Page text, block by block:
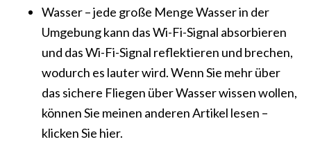
Wasser – jede große Menge Wasser in der
Umgebung kann das Wi-Fi-Signal absorbieren
und das Wi-Fi-Signal reflektieren und brechen,
wodurch es lauter wird. Wenn Sie mehr über
das sichere Fliegen über Wasser wissen wollen,
können Sie meinen anderen Artikel lesen –
klicken Sie hier.